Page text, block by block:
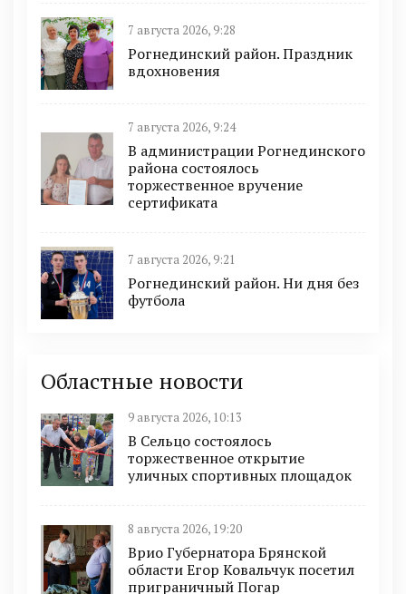
7 августа 2026, 9:28
Рогнединский район. Праздник
вдохновения
7 августа 2026, 9:24
В администрации Рогнединского
района состоялось
торжественное вручение
сертификата
7 августа 2026, 9:21
Рогнединский район. Ни дня без
футбола
Областные новости
9 августа 2026, 10:13
В Сельцо состоялось
торжественное открытие
уличных спортивных площадок
8 августа 2026, 19:20
Врио Губернатора Брянской
области Егор Ковальчук посетил
приграничный Погар